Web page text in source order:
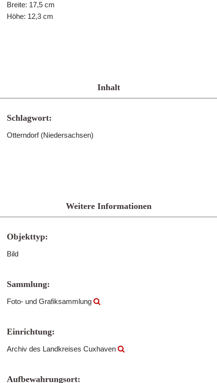
Breite: 17,5 cm
Höhe: 12,3 cm
Inhalt
Schlagwort:
Otterndorf (Niedersachsen)
Weitere Informationen
Objekttyp:
Bild
Sammlung:
Foto- und Grafiksammlung
Einrichtung:
Archiv des Landkreises Cuxhaven
Aufbewahrungsort: